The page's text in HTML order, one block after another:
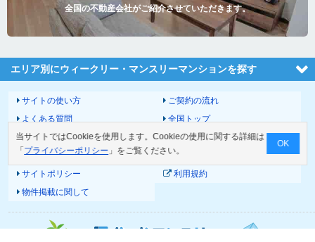
全国の不動産会社がご紹介させていただきます。
エリア別にウィークリー・マンスリーマンションを探す
サイトの使い方
ご契約の流れ
よくある質問
全国トップ
サイトマップ
運営会社
お問い合わせ
個人情報の取扱いについて
サイトポリシー
利用規約
物件掲載に関して
当サイトではCookieを使用します。Cookieの使用に関する詳細は
「 プライバシーポリシー 」をご覧ください。
OK